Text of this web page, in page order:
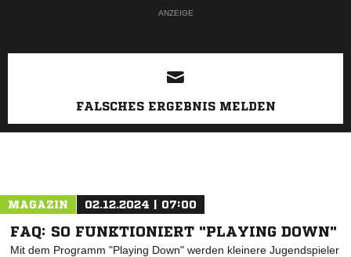
ANZEIGE
FALSCHES ERGEBNIS MELDEN
MAGAZIN 02.12.2024 | 07:00
FAQ: SO FUNKTIONIERT "PLAYING DOWN"
Mit dem Programm "Playing Down" werden kleinere Jugendspieler